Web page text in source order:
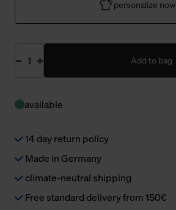
personalize now
Add to bag
available
14 day return policy
Made in Germany
climate-neutral shipping
Free standard delivery from 150€